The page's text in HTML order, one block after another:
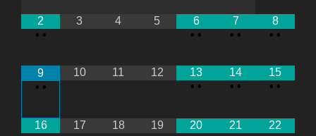
2
• •
3 4 5
6
• •
7
• •
8
• •
9
• •
10 11 12
13
• •
14
• •
15
• •
16
17 18 19
20
21
22